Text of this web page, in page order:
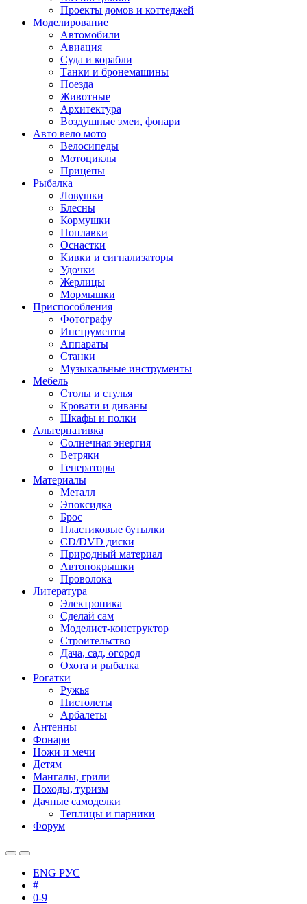
Проекты домов и коттеджей
Моделирование
Автомобили
Авиация
Суда и корабли
Танки и бронемашины
Поезда
Животные
Архитектура
Воздушные змеи, фонари
Авто вело мото
Велосипеды
Мотоциклы
Прицепы
Рыбалка
Ловушки
Блесны
Кормушки
Поплавки
Оснастки
Кивки и сигнализаторы
Удочки
Жерлицы
Мормышки
Приспособления
Фотографу
Инструменты
Аппараты
Станки
Музыкальные инструменты
Мебель
Столы и стулья
Кровати и диваны
Шкафы и полки
Альтернативка
Солнечная энергия
Ветряки
Генераторы
Материалы
Металл
Эпоксидка
Брос
Пластиковые бутылки
CD/DVD диски
Природный материал
Автопокрышки
Проволока
Литература
Электроника
Сделай сам
Моделист-конструктор
Строительство
Дача, сад, огород
Охота и рыбалка
Рогатки
Ружья
Пистолеты
Арбалеты
Антенны
Фонари
Ножи и мечи
Детям
Мангалы, грили
Походы, туризм
Дачные самоделки
Теплицы и парники
Форум
ENG РУС
#
0-9